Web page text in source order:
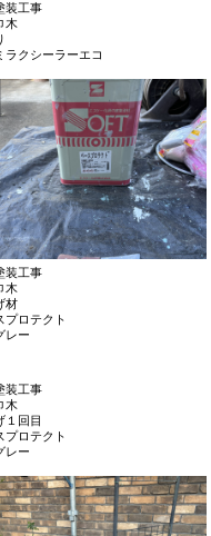
装工事
木
ラクシーラーエコ
装工事
木
材
プロテクト
ー